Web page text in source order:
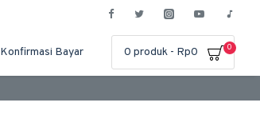
Konfirmasi Bayar 0 produk - Rp0 0